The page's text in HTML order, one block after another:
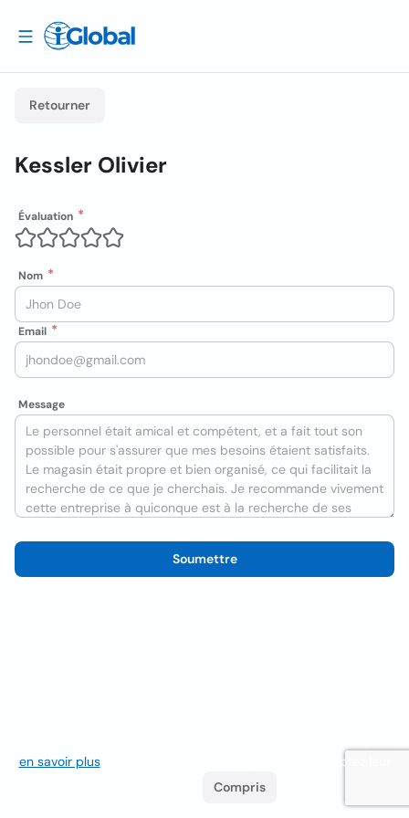
Retourner
Kessler Olivier
Évaluation
Nom
Email
Message
Soumettre
en savoir plus. Si vous continuez à naviguer, vous acceptez leur
Compris